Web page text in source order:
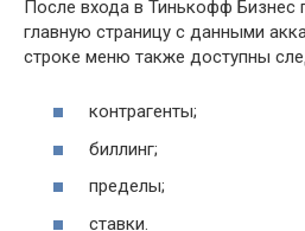
После входа в Тинькофф Бизнес
главную страницу с данными
строке меню также доступны
контрагенты;
биллинг;
пределы;
ставки.